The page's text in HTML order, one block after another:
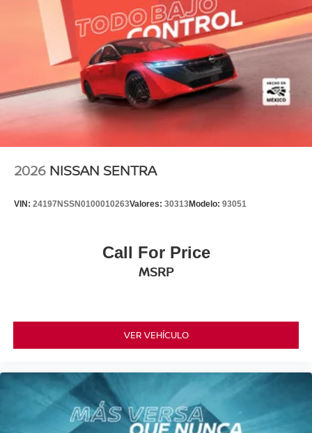
2026 NISSAN SENTRA
VIN: 24197NSSN0100010263Valores: 30313Modelo: 93051
Call For Price
MSRP
VER VEHÍCULO